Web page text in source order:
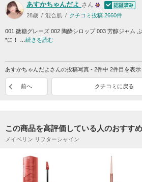
あすかちゃんだよ さん
28歳 混合肌 クチコミ投稿 2660件
001 微糖グレーズ 002 陶酔シロップ 003 芳醇ジャム
*に！ … 続きを読む
あすかちゃんだよさんの投稿写真 - 2件中 2件目を表示
前へ クチコミに戻る
この商品を高評価している人のおすすめ
メイベリン リフターシャイン